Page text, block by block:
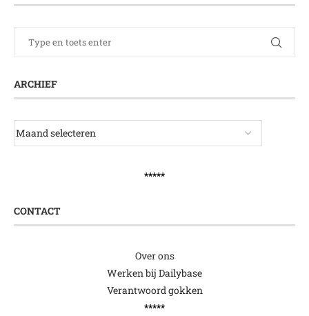
ARCHIEF
*****
CONTACT
Over ons
Werken bij Dailybase
Verantwoord gokken
*****